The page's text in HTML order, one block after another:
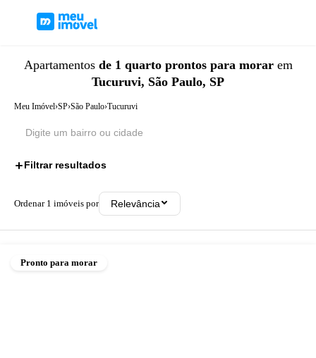
Apartamentos de 1 quarto prontos para morar em
Tucuruvi, São Paulo, SP
Meu Imóvel›SP›São Paulo›Tucuruvi
Filtrar resultados
Ordenar 1 imóveis por Relevância
Pronto para morar